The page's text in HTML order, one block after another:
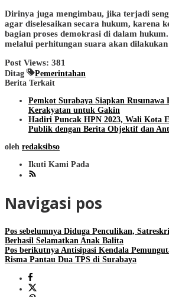
Dirinya juga mengimbau, jika terjadi
agar diselesaikan secara hukum, karena
bagian proses demokrasi di dalam
melalui perhitungan suara akan
Post Views: 381
Ditag
Pemerintahan
Berita Terkait
Pemkot Surabaya Siapkan Rusunawa
Kerakyatan untuk Gakin
Hadiri Puncak HPN 2023, Wali Kota
Publik dengan Berita Objektif dan
oleh redaksibso
Ikuti Kami Pada
Navigasi pos
Pos sebelumnya Diduga Penculikan,
Berhasil Selamatkan Anak Balita
Pos berikutnya Antisipasi Kendala
Risma Pantau Dua TPS di Surabaya